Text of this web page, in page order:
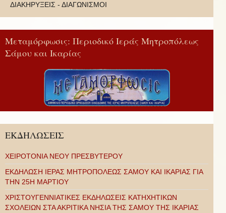
ΔΙΑΚΗΡΥΞΕΙΣ - ΔΙΑΓΩΝΙΣΜΟΙ
Μεταμόρφωσις: Περιοδικό Ιεράς Μητροπόλεως
Σάμου και Ικαρίας
ΕΚΔΗΛΩΣΕΙΣ
ΧΕΙΡΟΤΟΝΙΑ ΝΕΟΥ ΠΡΕΣΒΥΤΕΡΟΥ
ΕΚΔΗΛΩΣΗ ΙΕΡΑΣ ΜΗΤΡΟΠΟΛΕΩΣ ΣΑΜΟΥ ΚΑΙ ΙΚΑΡΙΑΣ ΓΙΑ
ΤΗΝ 25Η ΜΑΡΤΙΟΥ
ΧΡΙΣΤΟΥΓΕΝΝΙΑΤΙΚΕΣ ΕΚΔΗΛΩΣΕΙΣ ΚΑΤΗΧΗΤΙΚΩΝ
ΣΧΟΛΕΙΩΝ ΣΤΑ ΑΚΡΙΤΙΚΑ ΝΗΣΙΑ ΤΗΣ ΣΑΜΟΥ ΤΗΣ ΙΚΑΡΙΑΣ